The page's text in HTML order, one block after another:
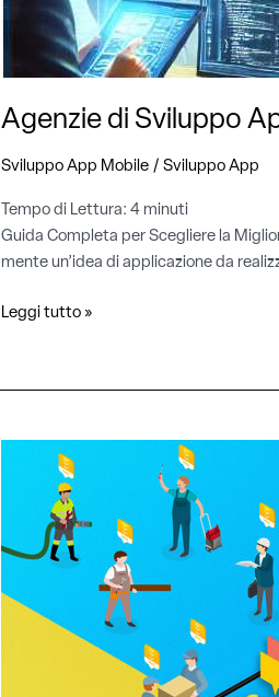
Agenzie di Sviluppo
Sviluppo App Mobile / Sviluppo App
Tempo di Lettura: 4 minuti
Guida Completa per Scegliere la
mente un’idea di applicazione da
Leggi tutto »
Sviluppo
Cercare
in
Software